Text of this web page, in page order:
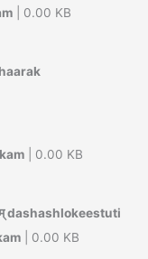
| 0.00 KB
| 0.00 KB
dashashlokeestuti
| 0.00 KB